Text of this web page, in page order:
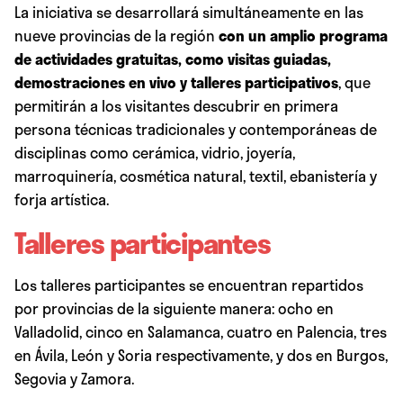
La iniciativa se desarrollará simultáneamente en las
nueve provincias de la región con un amplio programa
de actividades gratuitas, como visitas guiadas,
demostraciones en vivo y talleres participativos, que
permitirán a los visitantes descubrir en primera
persona técnicas tradicionales y contemporáneas de
disciplinas como cerámica, vidrio, joyería,
marroquinería, cosmética natural, textil, ebanistería y
forja artística.
Talleres participantes
Los talleres participantes se encuentran repartidos
por provincias de la siguiente manera: ocho en
Valladolid, cinco en Salamanca, cuatro en Palencia, tres
en Ávila, León y Soria respectivamente, y dos en Burgos,
Segovia y Zamora.